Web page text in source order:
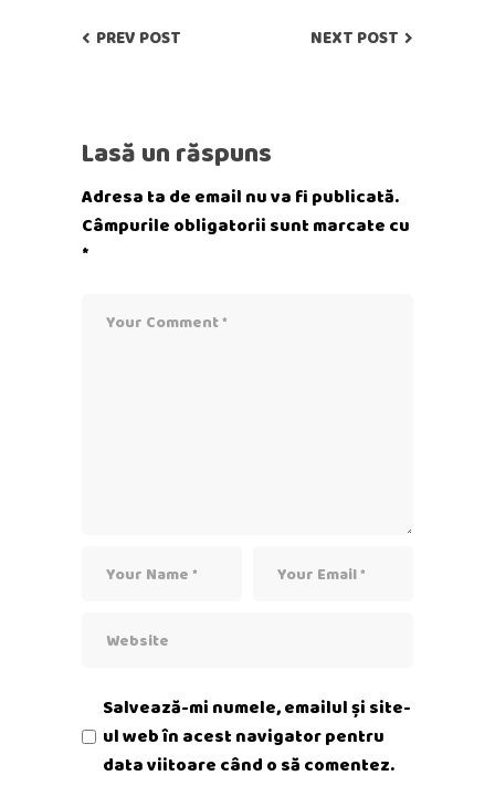
PREV POST NEXT POST
Lasă un răspuns
Adresa ta de email nu va fi publicată.
Câmpurile obligatorii sunt marcate cu
*
Salvează-mi numele, emailul și site-
ul web în acest navigator pentru
data viitoare când o să comentez.